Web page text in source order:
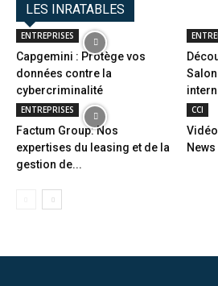
LES INRATABLES
ENTREPRISES
Capgemini : Protège vos
données contre la
cybercriminalité
ENTREPRISES
Factum Group: Nos
expertises du leasing et de la
gestion de...
CCI
News